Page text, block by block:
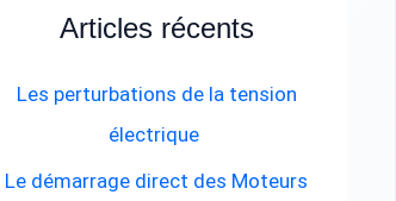
Articles récents
Les perturbations de la tension
électrique
Le démarrage direct des Moteurs